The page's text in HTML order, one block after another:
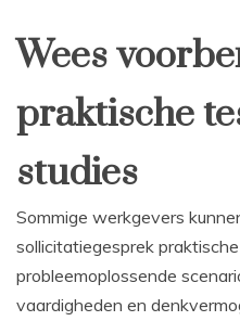
Wees
praktische
studies
Sommige werkgevers
sollicitatiegesprek
probleemoplossende
vaardigheden en